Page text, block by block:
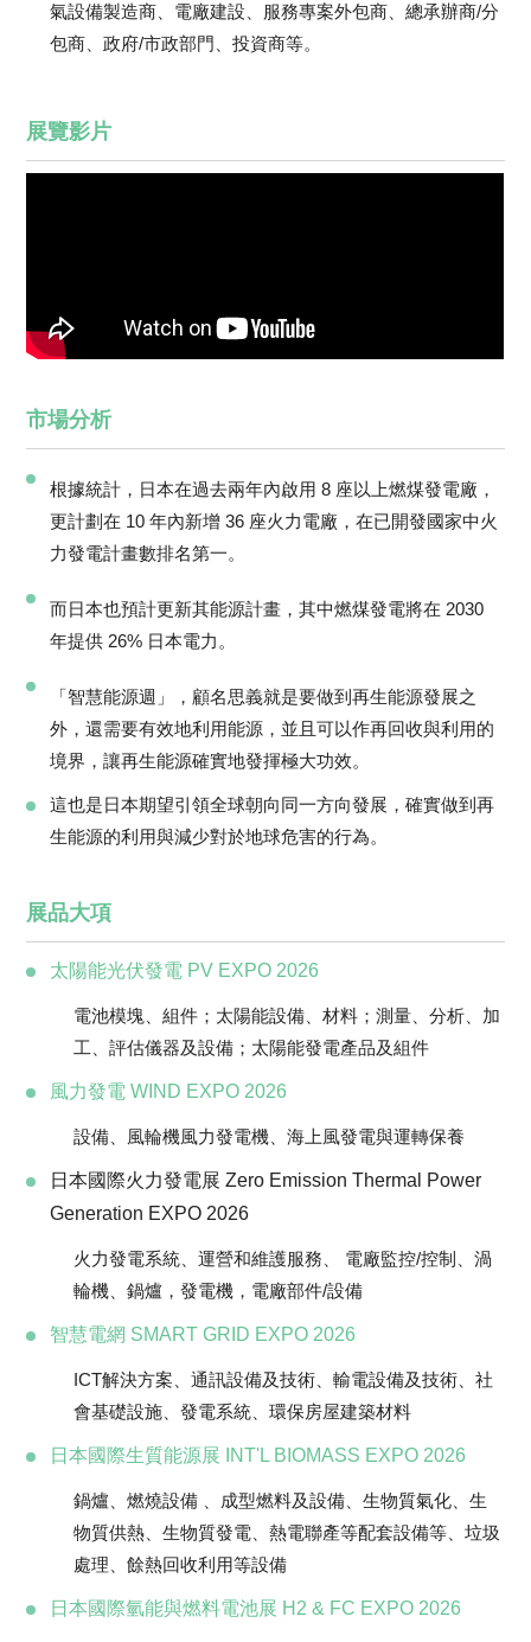
氣設備製造商、電廠建設、服務專案外包商、總承辦商/分
包商、政府/市政部門、投資商等。
展覽影片
市場分析
根據統計，日本在過去兩年內啟用 8 座以上燃煤發電廠，
更計劃在 10 年內新增 36 座火力電廠，在已開發國家中火
力發電計畫數排名第一。
而日本也預計更新其能源計畫，其中燃煤發電將在 2030
年提供 26% 日本電力。
「智慧能源週」，顧名思義就是要做到再生能源發展之
外，還需要有效地利用能源，並且可以作再回收與利用的
境界，讓再生能源確實地發揮極大功效。
這也是日本期望引領全球朝向同一方向發展，確實做到再
生能源的利用與減少對於地球危害的行為。
展品大項
太陽能光伏發電 PV EXPO 2026
電池模塊、組件；太陽能設備、材料；測量、分析、加
工、評估儀器及設備；太陽能發電產品及組件
風力發電 WIND EXPO 2026
設備、風輪機風力發電機、海上風發電與運轉保養
日本國際火力發電展 Zero Emission Thermal Power
Generation EXPO 2026
火力發電系統、運營和維護服務、 電廠監控/控制、渦
輪機、鍋爐，發電機，電廠部件/設備
智慧電網 SMART GRID EXPO 2026
ICT解決方案、通訊設備及技術、輸電設備及技術、社
會基礎設施、發電系統、環保房屋建築材料
日本國際生質能源展 INT'L BIOMASS EXPO 2026
鍋爐、燃燒設備 、成型燃料及設備、生物質氣化、生
物質供熱、生物質發電、熱電聯產等配套設備等、垃圾
處理、餘熱回收利用等設備
日本國際氫能與燃料電池展 H2 & FC EXPO 2026